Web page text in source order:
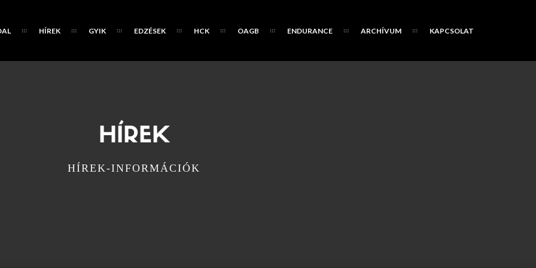
HÍREK GYIK EDZÉSEK HCK OAGB ENDURANCE ARCHÍVUM KAPCSOLAT
HÍREK
HÍREK-INFORMÁCIÓK